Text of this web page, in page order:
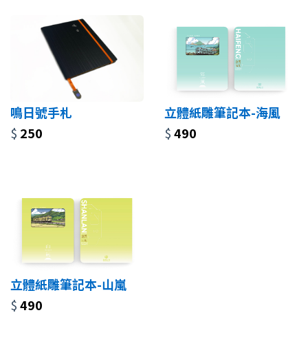
鳴日號手札
$ 250
立體紙雕筆記本-海風
$490
立體紙雕筆記本-山嵐
$490